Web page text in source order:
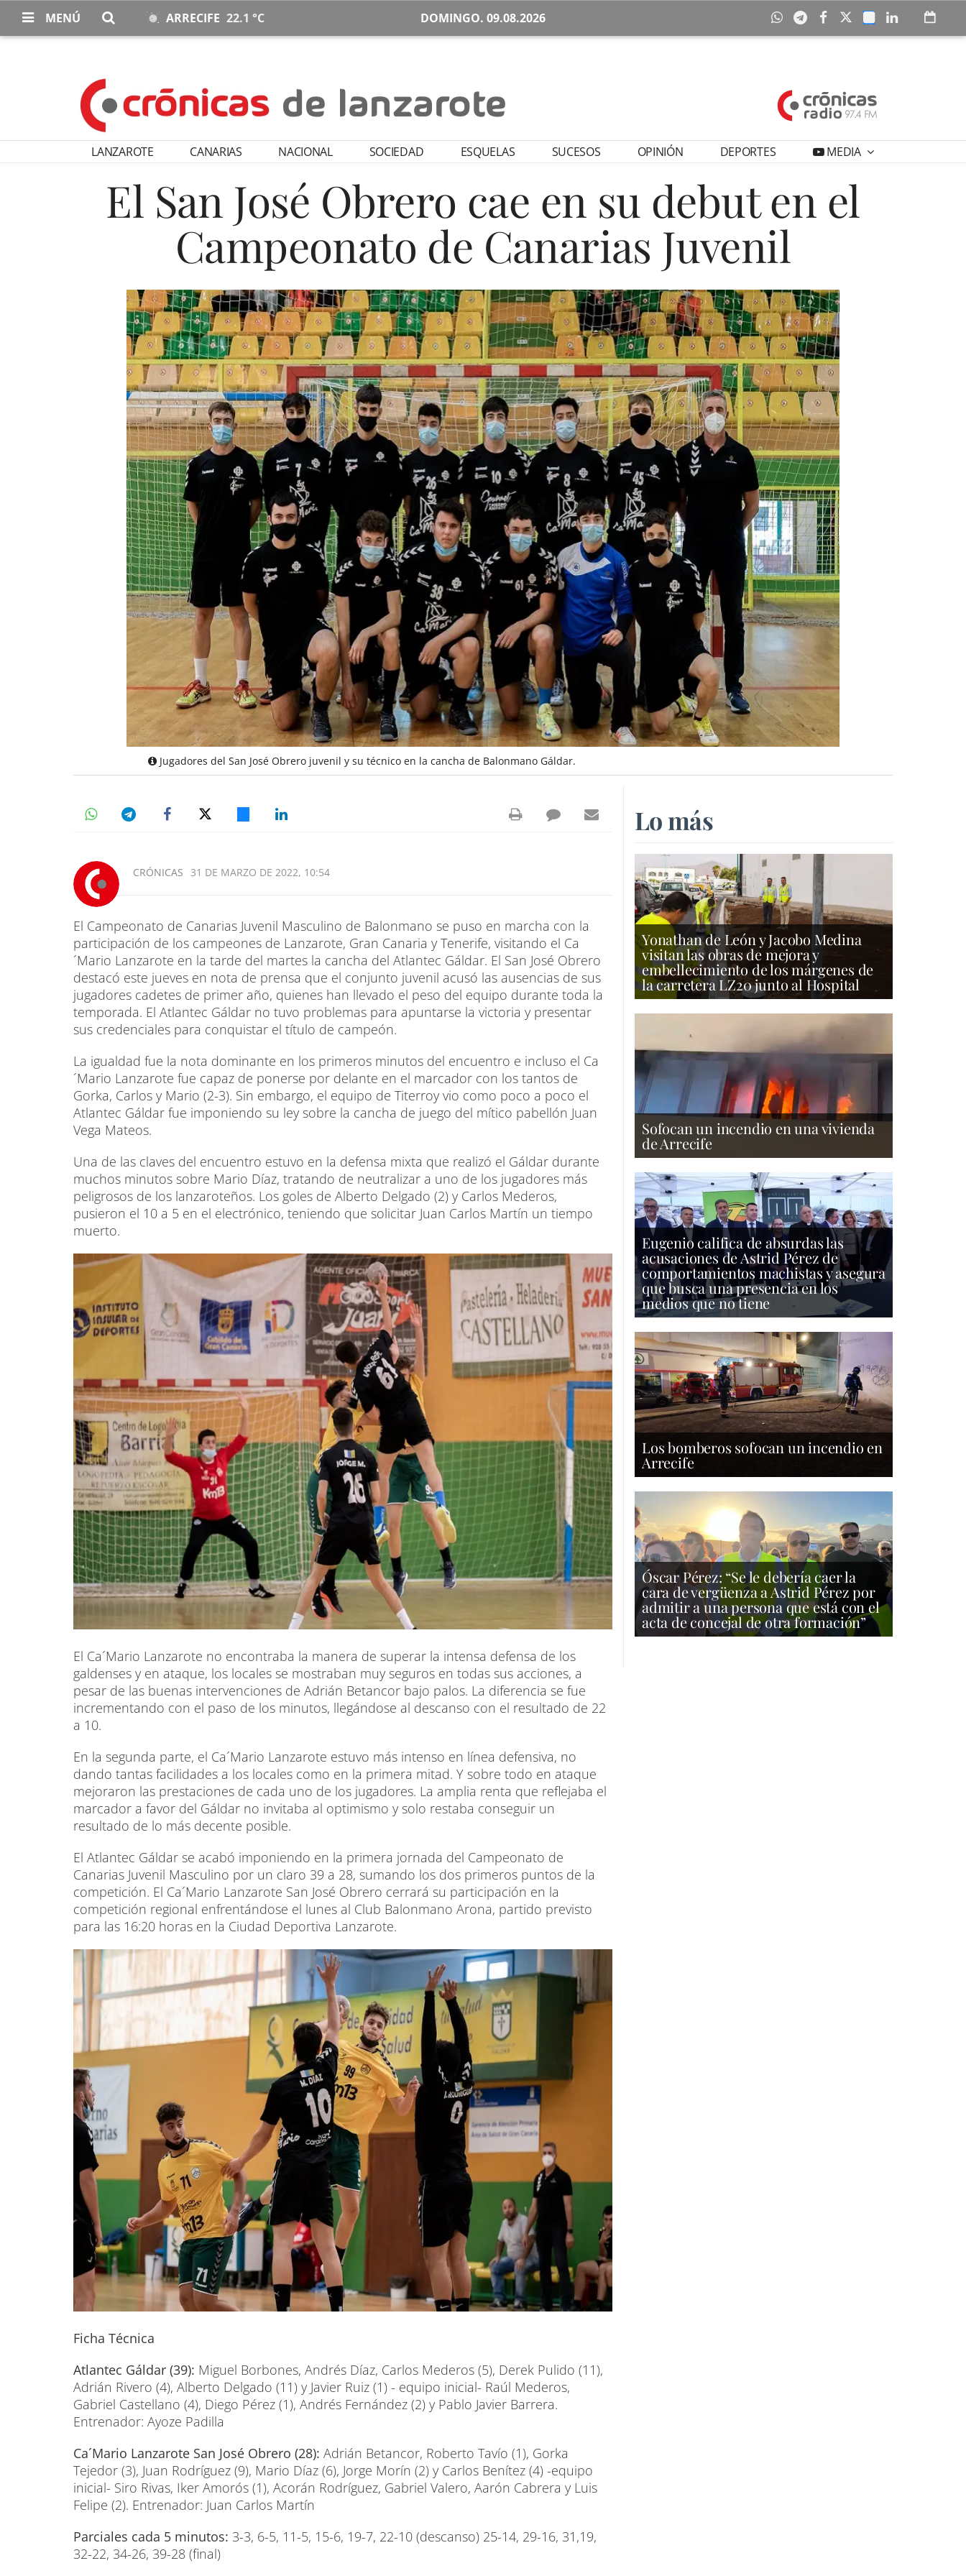
MENÚ ARRECIFE 22.1 °C DOMINGO. 09.08.2026
LANZAROTE CANARIAS NACIONAL SOCIEDAD ESQUELAS SUCESOS OPINIÓN DEPORTES MEDIA
El San José Obrero cae en su debut en el
Campeonato de Canarias Juvenil
Jugadores del San José Obrero juvenil y su técnico en la cancha de Balonmano Gáldar.
CRÓNICAS 31 DE MARZO DE 2022, 10:54
El Campeonato de Canarias Juvenil Masculino de Balonmano se puso en marcha con la
participación de los campeones de Lanzarote, Gran Canaria y Tenerife, visitando el Ca
´Mario Lanzarote en la tarde del martes la cancha del Atlantec Gáldar. El San José Obrero
destacó este jueves en nota de prensa que el conjunto juvenil acusó las ausencias de sus
jugadores cadetes de primer año, quienes han llevado el peso del equipo durante toda la
temporada. El Atlantec Gáldar no tuvo problemas para apuntarse la victoria y presentar
sus credenciales para conquistar el título de campeón.
La igualdad fue la nota dominante en los primeros minutos del encuentro e incluso el Ca
´Mario Lanzarote fue capaz de ponerse por delante en el marcador con los tantos de
Gorka, Carlos y Mario (2-3). Sin embargo, el equipo de Titerroy vio como poco a poco el
Atlantec Gáldar fue imponiendo su ley sobre la cancha de juego del mítico pabellón Juan
Vega Mateos.
Una de las claves del encuentro estuvo en la defensa mixta que realizó el Gáldar durante
muchos minutos sobre Mario Díaz, tratando de neutralizar a uno de los jugadores más
peligrosos de los lanzaroteños. Los goles de Alberto Delgado (2) y Carlos Mederos,
pusieron el 10 a 5 en el electrónico, teniendo que solicitar Juan Carlos Martín un tiempo
muerto.
El Ca´Mario Lanzarote no encontraba la manera de superar la intensa defensa de los
galdenses y en ataque, los locales se mostraban muy seguros en todas sus acciones, a
pesar de las buenas intervenciones de Adrián Betancor bajo palos. La diferencia se fue
incrementando con el paso de los minutos, llegándose al descanso con el resultado de 22
a 10.
En la segunda parte, el Ca´Mario Lanzarote estuvo más intenso en línea defensiva, no
dando tantas facilidades a los locales como en la primera mitad. Y sobre todo en ataque
mejoraron las prestaciones de cada uno de los jugadores. La amplia renta que reflejaba el
marcador a favor del Gáldar no invitaba al optimismo y solo restaba conseguir un
resultado de lo más decente posible.
El Atlantec Gáldar se acabó imponiendo en la primera jornada del Campeonato de
Canarias Juvenil Masculino por un claro 39 a 28, sumando los dos primeros puntos de la
competición. El Ca´Mario Lanzarote San José Obrero cerrará su participación en la
competición regional enfrentándose el lunes al Club Balonmano Arona, partido previsto
para las 16:20 horas en la Ciudad Deportiva Lanzarote.
Ficha Técnica
Atlantec Gáldar (39): Miguel Borbones, Andrés Díaz, Carlos Mederos (5), Derek Pulido (11),
Adrián Rivero (4), Alberto Delgado (11) y Javier Ruiz (1) - equipo inicial- Raúl Mederos,
Gabriel Castellano (4), Diego Pérez (1), Andrés Fernández (2) y Pablo Javier Barrera.
Entrenador: Ayoze Padilla
Ca´Mario Lanzarote San José Obrero (28): Adrián Betancor, Roberto Tavío (1), Gorka
Tejedor (3), Juan Rodríguez (9), Mario Díaz (6), Jorge Morín (2) y Carlos Benítez (4) -equipo
inicial- Siro Rivas, Iker Amorós (1), Acorán Rodríguez, Gabriel Valero, Aarón Cabrera y Luis
Felipe (2). Entrenador: Juan Carlos Martín
Parciales cada 5 minutos: 3-3, 6-5, 11-5, 15-6, 19-7, 22-10 (descanso) 25-14, 29-16, 31,19,
32-22, 34-26, 39-28 (final)
Lo más
Yonathan de León y Jacobo Medina
visitan las obras de mejora y
embellecimiento de los márgenes de
la carretera LZ20 junto al Hospital
Sofocan un incendio en una vivienda
de Arrecife
Eugenio califica de absurdas las
acusaciones de Astrid Pérez de
comportamientos machistas y asegura
que busca una presencia en los
medios que no tiene
Los bomberos sofocan un incendio en
Arrecife
Óscar Pérez: “Se le debería caer la
cara de vergüenza a Astrid Pérez por
admitir a una persona que está con el
acta de concejal de otra formación”